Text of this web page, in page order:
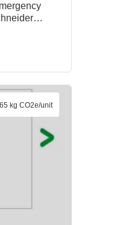
kg CO2e/unit